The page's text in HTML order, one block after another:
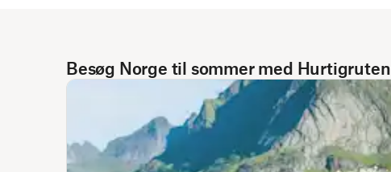
Besøg Norge til sommer med Hurtigruten